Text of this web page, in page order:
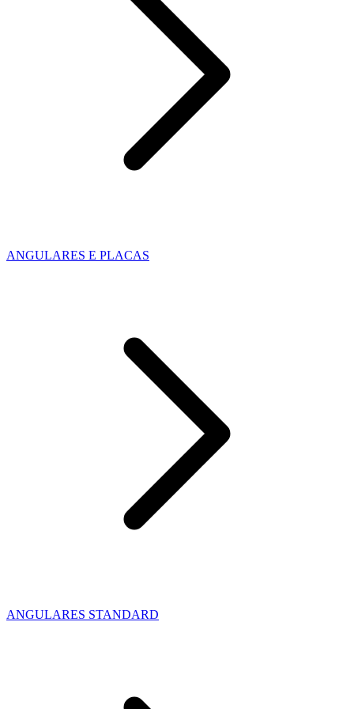
ANGULARES E PLACAS
ANGULARES STANDARD